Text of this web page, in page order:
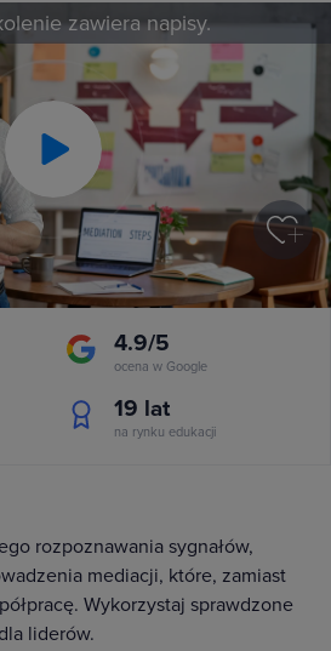
Play
zawiera napisy.
4.9/5
ocena w Google
19 lat
na rynku edukacji
rozpoznawania sygnałów,
mediacji, które, zamiast
Wykorzystaj sprawdzone
liderów.